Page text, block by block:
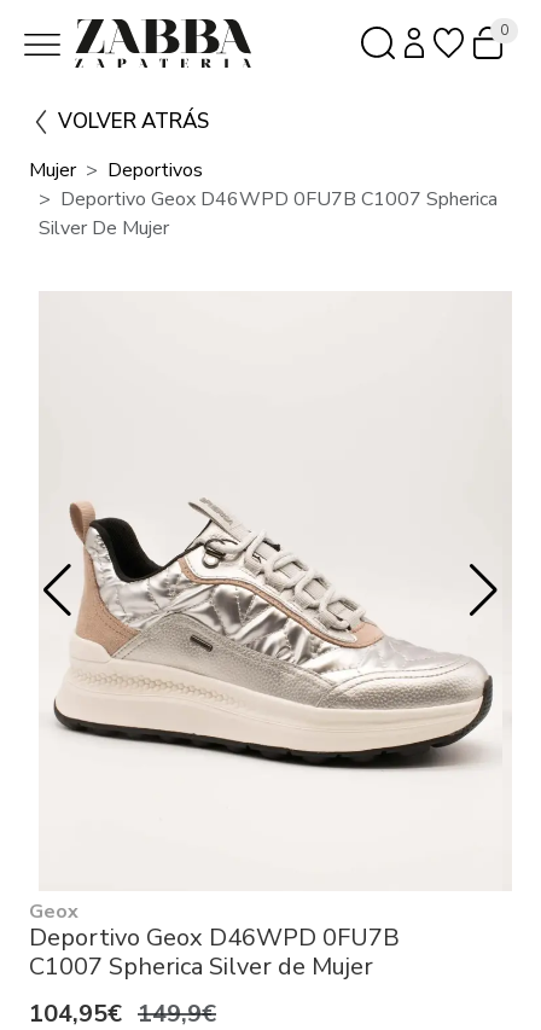
0
VOLVER ATRÁS
Mujer
Deportivos
Deportivo Geox D46WPD 0FU7B C1007 Spherica
Silver De Mujer
Geox
Deportivo Geox D46WPD 0FU7B
C1007 Spherica Silver de Mujer
104,95€ 149,9€